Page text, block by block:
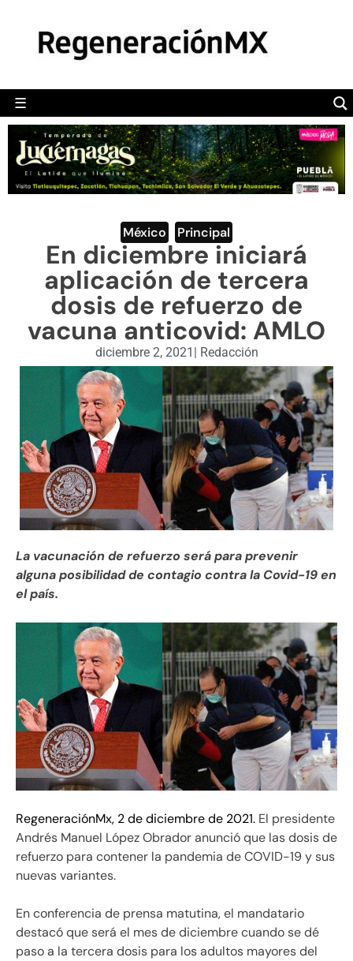
☰
POLÍTICA
CAMALEÓN
OPINIÓN
DEPORTES
ENGLISH SECTION
VIDEOS
México Principal
En diciembre iniciará
aplicación de tercera
dosis de refuerzo de
vacuna anticovid: AMLO
diciembre 2, 2021 | Redacción
La vacunación de refuerzo será para prevenir
alguna posibilidad de contagio contra la Covid-19 en
el país.
RegeneraciónMx, 2 de diciembre de 2021. El presidente
Andrés Manuel López Obrador anunció que las dosis de
refuerzo para contener la pandemia de COVID-19 y sus
nuevas variantes.
En conferencia de prensa matutina, el mandatario
destacó que será el mes de diciembre cuando se dé
paso a la tercera dosis para los adultos mayores del